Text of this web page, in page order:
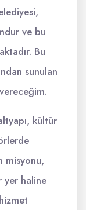
ve bu
Bu
sunulan
kültür
misyonu,
yer haline